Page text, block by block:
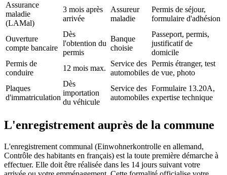
Assurance
maladie
(LAMal)
3 mois après
arrivée
Assureur
maladie
Permis de séjour,
formulaire d'adhésion
Ouverture
compte bancaire
Dès
l'obtention du
permis
Banque
choisie
Passeport, permis,
justificatif de
domicile
Permis de
conduire
12 mois max.
Service des
automobiles
Permis étranger, test
de vue, photo
Plaques
d'immatriculation
Dès
importation
du véhicule
Service des
automobiles
Formulaire 13.20A,
expertise technique
L'enregistrement auprès de la commune
L'enregistrement communal (Einwohnerkontrolle en allemand,
Contrôle des habitants en français) est la toute première démarche à
effectuer. Elle doit être réalisée dans les 14 jours suivant votre